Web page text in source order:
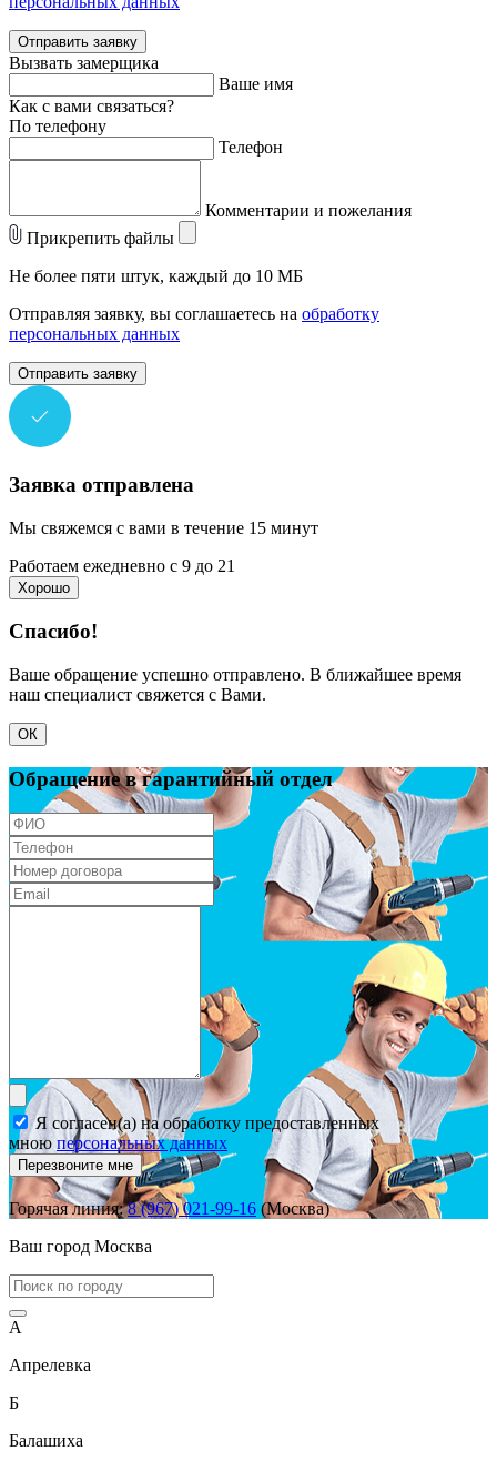
Отправить заявку
Вызвать замерщика
Ваше имя
Как с вами связаться?
По телефону
Телефон
Комментарии и пожелания
Прикрепить файлы
Не более пяти штук, каждый до 10 МБ
Отправляя заявку, вы соглашаетесь на обработку
персональных данных
Отправить заявку
Заявка отправлена
Мы свяжемся с вами в течение 15 минут
Работаем ежедневно с 9 до 21
Хорошо
Спасибо!
Ваше обращение успешно отправлено. В ближайшее время
наш специалист свяжется с Вами.
ОК
Обращение в гарантийный отдел
Я согласен(а) на обработку предоставленных
мною персональных данных
Перезвоните мне
Горячая линия:8 (967) 021-99-16 (Москва)
Ваш город Москва
А
Апрелевка
Б
Балашиха